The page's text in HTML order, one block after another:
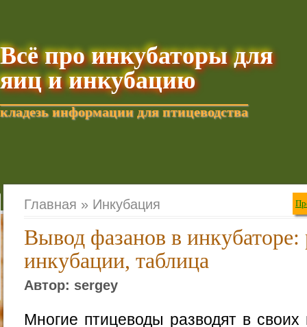
Всё про инкубаторы для
яиц и инкубацию
кладезь информации для птицеводства
Добавить текущую
Главная » Инкубация
Вывод фазанов в
инкубации, таблица
Автор: sergey
Многие птицеводы разводят в своих